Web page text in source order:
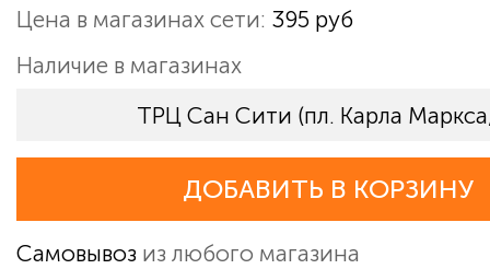
Цена в магазинах сети: 395 руб
Наличие в магазинах
ТРЦ Сан Сити (пл. Карла
ДОБАВИТЬ В КОРЗИНУ
Самовывоз из любого магазина